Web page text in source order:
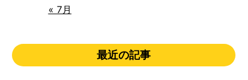
« 7月
最近の記事